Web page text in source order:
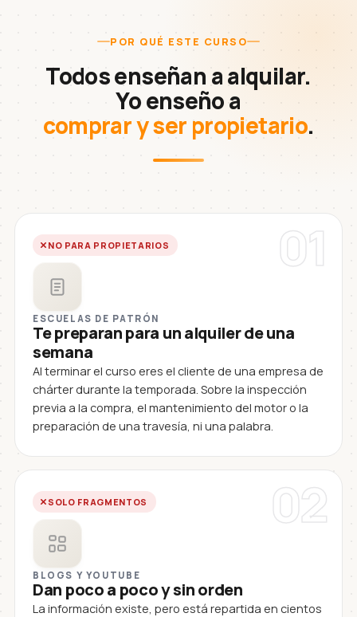
POR QUÉ ESTE CURSO
Todos enseñan a alquilar.
Yo enseño a
comprar y ser propietario.
01
NO PARA PROPIETARIOS
ESCUELAS DE PATRÓN
Te preparan para un alquiler de una
semana
Al terminar el curso eres el cliente de una empresa de
chárter durante la temporada. Sobre la inspección
previa a la compra, el mantenimiento del motor o la
preparación de una travesía, ni una palabra.
02
SOLO FRAGMENTOS
BLOGS Y YOUTUBE
Dan poco a poco y sin orden
La información existe, pero está repartida en cientos